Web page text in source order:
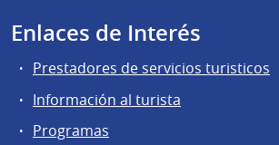
Enlaces de Interés
Prestadores de servicios turisticos
Información al turista
Programas